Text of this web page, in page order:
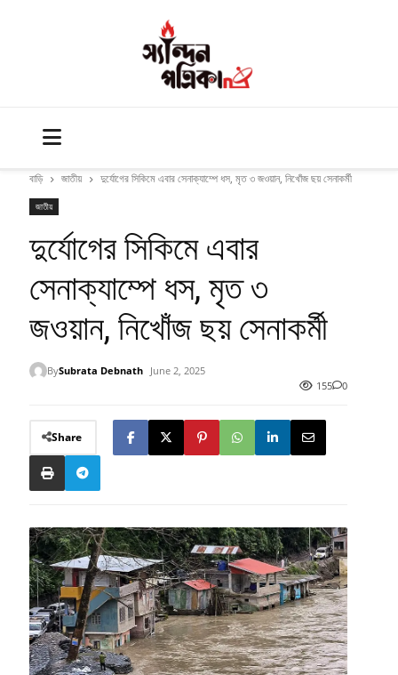
বাড়ি জাতীয় দুর্যোগের সিকিমে এবার সেনাক্যাম্পে ধস, মৃত ৩ জওয়ান, নিখোঁজ ছয় সেনাকর্মী
জাতীয়
দুর্যোগের সিকিমে এবার
সেনাক্যাম্পে ধস, মৃত ৩
জওয়ান, নিখোঁজ ছয় সেনাকর্মী
BySubrata Debnath
June 2, 2025
155
0
Share